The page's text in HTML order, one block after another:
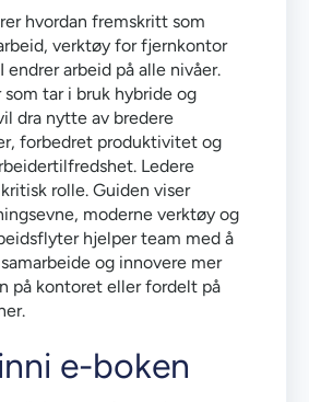
hvordan fremskritt som
verktøy for fjernkontor
endrer arbeid på alle nivåer.
som tar i bruk hybride og
dra nytte av bredere
forbedret produktivitet og
Ledere
rolle. Guiden viser
moderne verktøy og
hjelper team med å
og innovere mer
på kontoret eller fordelt på
e-boken